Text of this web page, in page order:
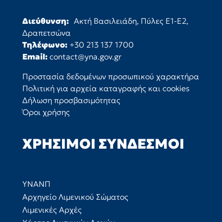
Διεύθυνση: Ακτή Βασιλειάδη, Πύλες Ε1-Ε2,
Δραπετσώνα
Τηλέφωνο: +30 213 137 1700
Email: contact@yna.gov.gr
Προστασία δεδομένων προσωπικού χαρακτήρα
Πολιτική για αρχεία καταγραφής και cookies
Δήλωση προσβασιμότητας
Όροι χρήσης
ΧΡΉΣΙΜΟΙ ΣΎΝΔΕΣΜΟΙ
ΥΝΑΝΠ
Αρχηγείο Λιμενικού Σώματος
Λιμενικές Αρχές